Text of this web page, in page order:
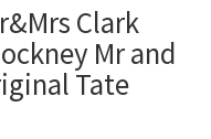
Clark
Mr and
Tate